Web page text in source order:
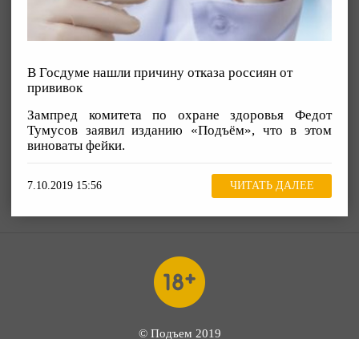
В Госдуме нашли причину отказа россиян от
прививок
Зампред комитета по охране здоровья Федот
Тумусов заявил изданию «Подъём», что в этом
виноваты фейки.
7.10.2019 15:56 ЧИТАТЬ ДАЛЕЕ
© Подъем 2019